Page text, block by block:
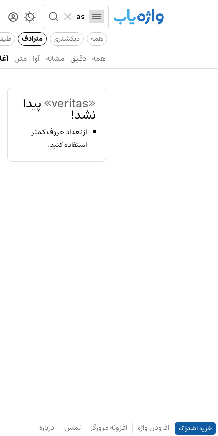
همه دیکشنری مترادف
همه دقیق مشابه آوا متن
«veritas» پیدا
نشد!
از تعداد حروف کمتر
استفاده کنید.
خرید اشتراک افزودن واژه افزونه مرورگر تماس درباره